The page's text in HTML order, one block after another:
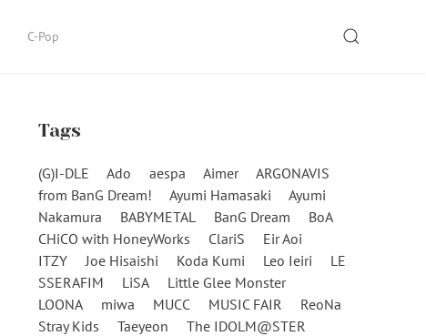
C-Pop SEARCH
Tags
(G)I-DLE Ado aespa Aimer
ARGONAVIS
from BanG Dream!
Ayumi Hamasaki
Ayumi
Nakamura
BABYMETAL BanG Dream
BoA
CHiCO with HoneyWorks
ClariS
Eir Aoi
ITZY
Joe Hisaishi Koda Kumi Leo Ieiri
LE
SSERAFIM
LiSA
Little Glee Monster
LOONA
miwa MUCC MUSIC FAIR
ReoNa
Stray Kids
Taeyeon
The IDOLM@STER